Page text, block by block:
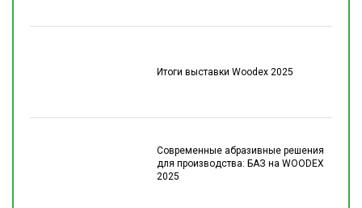
Итоги выставки Woodex 2025
Современные абразивные решения
для производства: БАЗ на WOODEX
2025